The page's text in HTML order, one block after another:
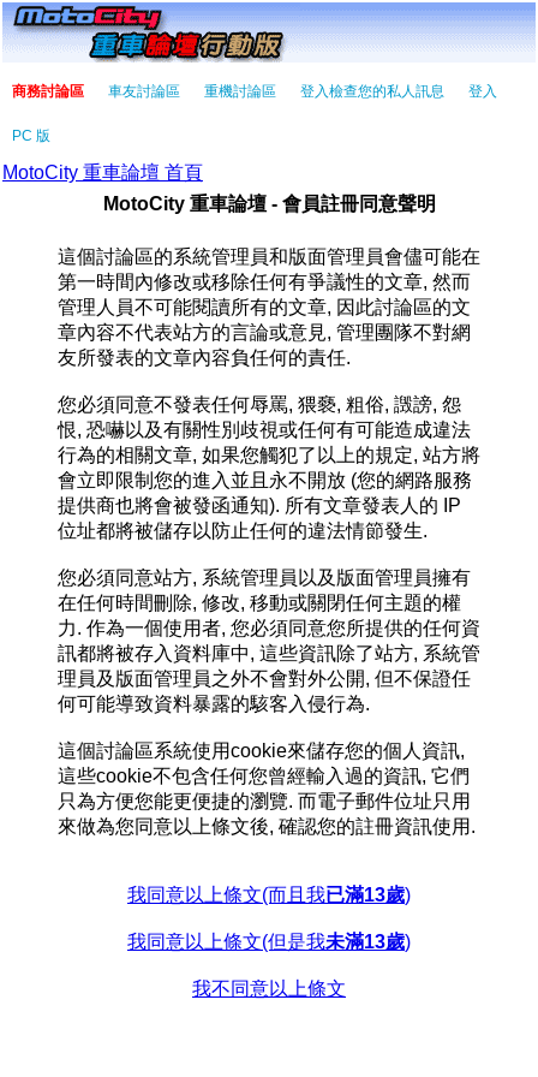
商務討論區 車友討論區 重機討論區 登入檢查您的私人訊息 登入
PC 版
MotoCity 重車論壇 首頁
MotoCity 重車論壇 - 會員註冊同意聲明
這個討論區的系統管理員和版面管理員會儘可能在
第一時間內修改或移除任何有爭議性的文章, 然而
管理人員不可能閱讀所有的文章, 因此討論區的文
章內容不代表站方的言論或意見, 管理團隊不對網
友所發表的文章內容負任何的責任.
您必須同意不發表任何辱罵, 猥褻, 粗俗, 譭謗, 怨
恨, 恐嚇以及有關性別歧視或任何有可能造成違法
行為的相關文章, 如果您觸犯了以上的規定, 站方將
會立即限制您的進入並且永不開放 (您的網路服務
提供商也將會被發函通知). 所有文章發表人的 IP
位址都將被儲存以防止任何的違法情節發生.
您必須同意站方, 系統管理員以及版面管理員擁有
在任何時間刪除, 修改, 移動或關閉任何主題的權
力. 作為一個使用者, 您必須同意您所提供的任何資
訊都將被存入資料庫中, 這些資訊除了站方, 系統管
理員及版面管理員之外不會對外公開, 但不保證任
何可能導致資料暴露的駭客入侵行為.
這個討論區系統使用cookie來儲存您的個人資訊,
這些cookie不包含任何您曾經輸入過的資訊, 它們
只為方便您能更便捷的瀏覽. 而電子郵件位址只用
來做為您同意以上條文後, 確認您的註冊資訊使用.
我同意以上條文(而且我已滿13歲)
我同意以上條文(但是我未滿13歲)
我不同意以上條文